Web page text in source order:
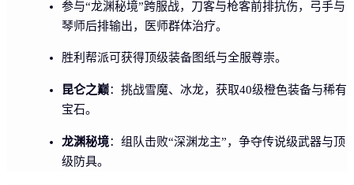
参与“龙渊秘境”跨服战，刀客与枪客前排抗伤，弓手与
琴师后排输出，医师群体治疗。
胜利帮派可获得顶级装备图纸与全服尊崇。
昆仑之巅：挑战雪魔、冰龙，获取40级橙色装备与稀有
宝石。
龙渊秘境：组队击败“深渊龙主”，争夺传说级武器与顶
级防具。